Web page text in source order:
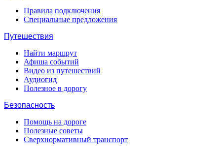
Правила подключения
Специальные предложения
Путешествия
Найти маршрут
Афиша событий
Видео из путешествий
Аудиогид
Полезное в дорогу
Безопасность
Помощь на дороге
Полезные советы
Сверхнормативный транспорт